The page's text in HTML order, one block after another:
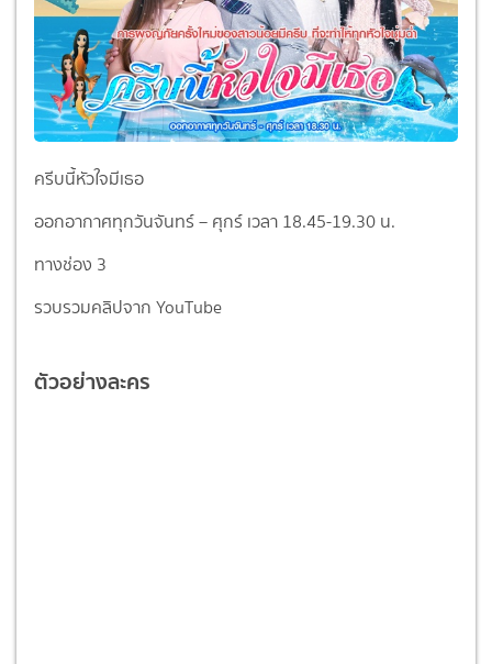
ครีบนี้หัวใจมีเธอ
ออกอากาศทุกวันจันทร์ – ศุกร์ เวลา 18.45-19.30 น.
ทางช่อง 3
รวบรวมคลิปจาก YouTube
ตัวอย่างละคร